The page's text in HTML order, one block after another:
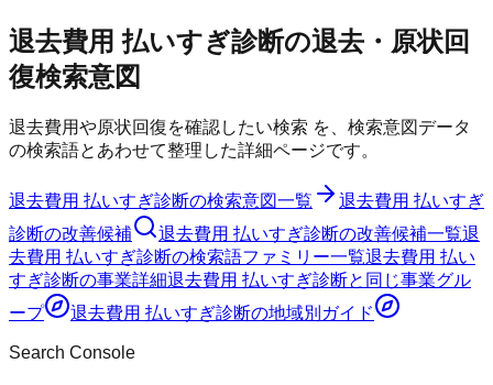
退去費用 払いすぎ診断の退去・原状回
復検索意図
退去費用や原状回復を確認したい検索 を、検索意図データ
の検索語とあわせて整理した詳細ページです。
退去費用 払いすぎ診断の検索意図一覧
退去費用 払いすぎ
診断の改善候補 退去費用 払いすぎ診断の改善候補一覧退
去費用 払いすぎ診断の検索語ファミリー一覧退去費用 払い
すぎ診断の事業詳細退去費用 払いすぎ診断と同じ事業グル
ープ
退去費用 払いすぎ診断の地域別ガイド
Search Console